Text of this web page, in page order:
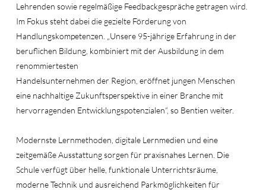
Lehrenden sowie regelmäßige Feedbackgespräche getragen wird.
Im Fokus steht dabei die gezielte Förderung von
Handlungskompetenzen. „Unsere 95-jährige Erfahrung in der
beruflichen Bildung, kombiniert mit der Ausbildung in dem
renommiertesten
Handelsunternehmen der Region, eröffnet jungen Menschen
eine nachhaltige Zukunftsperspektive in einer Branche mit
hervorragenden Entwicklungspotenzialen“, so Bentien weiter.
Modernste Lernmethoden, digitale Lernmedien und eine
zeitgemäße Ausstattung sorgen für praxisnahes Lernen. Die
Schule verfügt über helle, funktionale Unterrichtsräume,
moderne Technik und ausreichend Parkmöglichkeiten für